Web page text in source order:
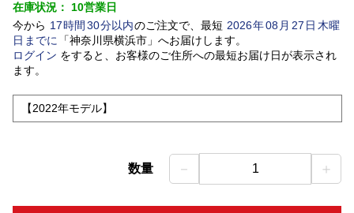
在庫状況： 10営業日
今から 17時間 30分以内のご注文で、最短 2026年08 月 27 日木曜
日 までに 「神奈川県横浜市」 へお届けします。
ログイン をすると、お客様のご住所への最短お届け日が表示され
ます。
【2022年モデル】
数量 － 1 ＋